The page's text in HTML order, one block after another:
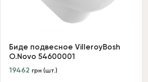
Биде подвесное VilleroyBosh
O.Novo 54600001
19462 грн (шт.)